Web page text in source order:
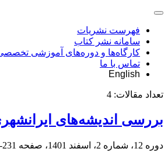
فهرست نشریات
سامانه نشر کتاب
کارگاه‌ها و دوره‌های آموزشی
تماس با ما
English
تعداد مقالات: 4
بررسی اندیشه‌های
دوره 12، شماره 2، اسفند 1401، صفحه 231-254